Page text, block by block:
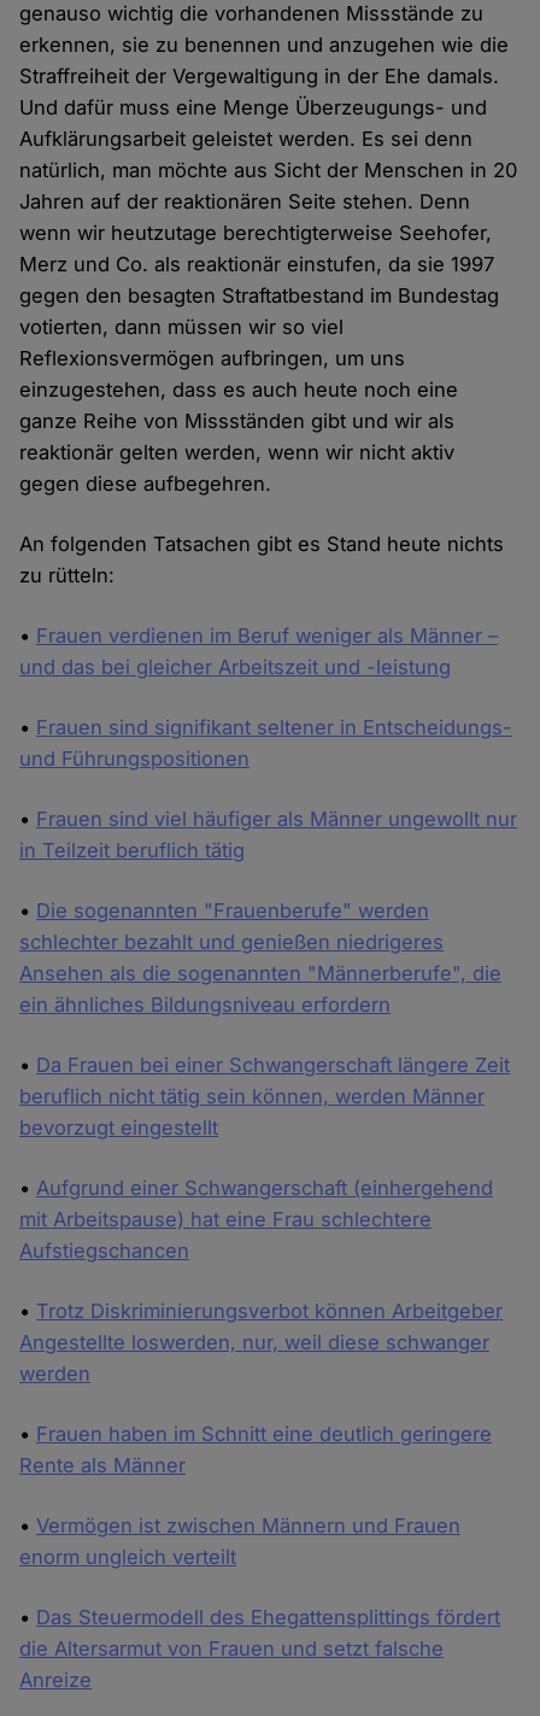
genauso wichtig die vorhandenen Missstände zu
erkennen, sie zu benennen und anzugehen wie die
Straffreiheit der Vergewaltigung in der Ehe damals.
Und dafür muss eine Menge Überzeugungs- und
Aufklärungsarbeit geleistet werden. Es sei denn
natürlich, man möchte aus Sicht der Menschen in 20
Jahren auf der reaktionären Seite stehen. Denn
wenn wir heutzutage berechtigterweise Seehofer,
Merz und Co. als reaktionär einstufen, da sie 1997
gegen den besagten Straftatbestand im Bundestag
votierten, dann müssen wir so viel
Reflexionsvermögen aufbringen, um uns
einzugestehen, dass es auch heute noch eine
ganze Reihe von Missständen gibt und wir als
reaktionär gelten werden, wenn wir nicht aktiv
gegen diese aufbegehren.
An folgenden Tatsachen gibt es Stand heute nichts
zu rütteln:
• Frauen verdienen im Beruf weniger als Männer –
und das bei gleicher Arbeitszeit und -leistung
• Frauen sind signifikant seltener in Entscheidungs-
und Führungspositionen
• Frauen sind viel häufiger als Männer ungewollt nur
in Teilzeit beruflich tätig
• Die sogenannten "Frauenberufe" werden
schlechter bezahlt und genießen niedrigeres
Ansehen als die sogenannten "Männerberufe", die
ein ähnliches Bildungsniveau erfordern
• Da Frauen bei einer Schwangerschaft längere Zeit
beruflich nicht tätig sein können, werden Männer
bevorzugt eingestellt
•Aufgrund einer Schwangerschaft (einhergehend
mit Arbeitspause) hat eine Frau schlechtere
Aufstiegschancen
• Trotz Diskriminierungsverbot können Arbeitgeber
Angestellte loswerden, nur, weil diese schwanger
werden
• Frauen haben im Schnitt eine deutlich geringere
Rente als Männer
•Vermögen ist zwischen Männern und Frauen
enorm ungleich verteilt
• Das Steuermodell des Ehegattensplittings fördert
die Altersarmut von Frauen und setzt falsche
Anreize